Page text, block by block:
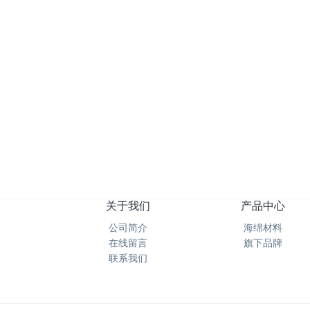
关于我们
公司简介
在线留言
联系我们
产品中心
海绵材料
旗下品牌